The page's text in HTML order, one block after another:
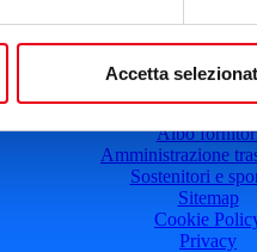
Accetta
Biblioteca
Contatti
Sostenitori e
Albo
Amministrazione
Sostenitori e
Sitemap
Cookie
Privacy